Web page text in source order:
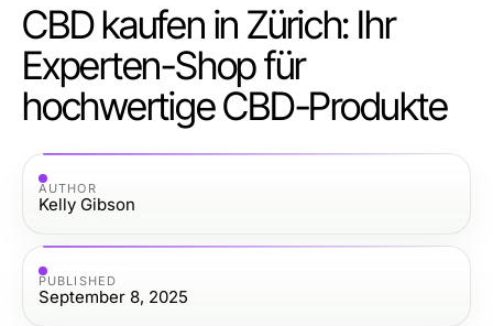
CBD kaufen in Zürich: Ihr
Experten-Shop für
hochwertige CBD-Produkte
AUTHOR
Kelly Gibson
PUBLISHED
September 8, 2025